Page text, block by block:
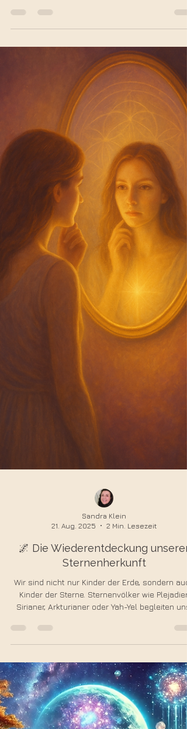
und der Wandel der Zeitlinien zeigen uns,
unsere Reise führt: in eine Zukunft voller freier
Energie, Herzbewusstsein und Einheit.
Sandra Klein
🌌 Die Wiederentdeckung unserer
Sternenherkunft
seit Anbeginn. Die Wiederentdeckung unserer
Sternenherkunft führt uns zurück zu unserer
wahren Identität: kosmische Wesen im
menschlichen Körper.